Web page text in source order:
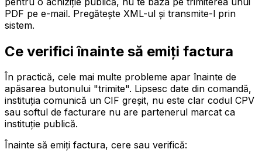
PDF pe e-mail. Pregătește XML-ul și transmite-l prin
sistem.
Ce verifici înainte să emiți factura
În practică, cele mai multe probleme apar înainte de
apăsarea butonului "trimite". Lipsesc date din comandă,
instituția comunică un CIF greșit, nu este clar codul CPV
sau softul de facturare nu are partenerul marcat ca
instituție publică.
Înainte să emiți factura, cere sau verifică: